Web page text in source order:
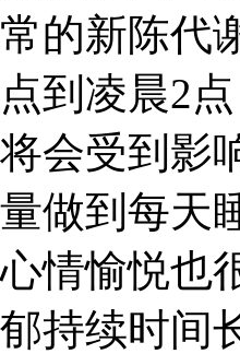
常的新陈代
点到凌晨2
将会受到影
量做到每天
心情愉悦也
郁持续时间